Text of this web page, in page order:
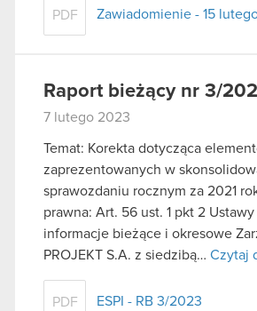
PDF Zawiadomienie - 15
Raport bieżący nr 3/
7 lutego 2023
Temat: Korekta dotycząca
zaprezentowanych w
sprawozdaniu rocznym za 2021
prawna: Art. 56 ust. 1 pkt 2
informacje bieżące i okresowe
PROJEKT S.A. z siedzibą… Czytaj
PDF ESPI - RB 3/2023